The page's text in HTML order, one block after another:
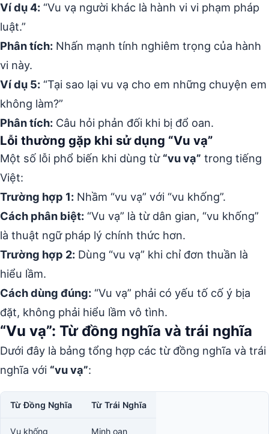
Ví dụ 4: “Vu vạ người khác là hành vi vi phạm pháp
luật.”
Phân tích: Nhấn mạnh tính nghiêm trọng của hành
vi này.
Ví dụ 5: “Tại sao lại vu vạ cho em những chuyện em
không làm?”
Phân tích: Câu hỏi phản đối khi bị đổ oan.
Lỗi thường gặp khi sử dụng “Vu vạ”
Một số lỗi phổ biến khi dùng từ “vu vạ” trong tiếng
Việt:
Trường hợp 1: Nhầm “vu vạ” với “vu khống”.
Cách phân biệt: “Vu vạ” là từ dân gian, “vu khống”
là thuật ngữ pháp lý chính thức hơn.
Trường hợp 2: Dùng “vu vạ” khi chỉ đơn thuần là
hiểu lầm.
Cách dùng đúng: “Vu vạ” phải có yếu tố cố ý bịa
đặt, không phải hiểu lầm vô tình.
“Vu vạ”: Từ đồng nghĩa và trái nghĩa
Dưới đây là bảng tổng hợp các từ đồng nghĩa và trái
nghĩa với “vu vạ”:
Từ Đồng Nghĩa Từ Trái Nghĩa
Vu khống Minh oan